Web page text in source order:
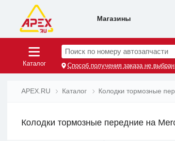
Магазины
Каталог
Поиск по номеру автозапчасти
Способ получения заказа не выбран
APEX.RU Каталог Колодки тормозные
Колодки тормозные передние на